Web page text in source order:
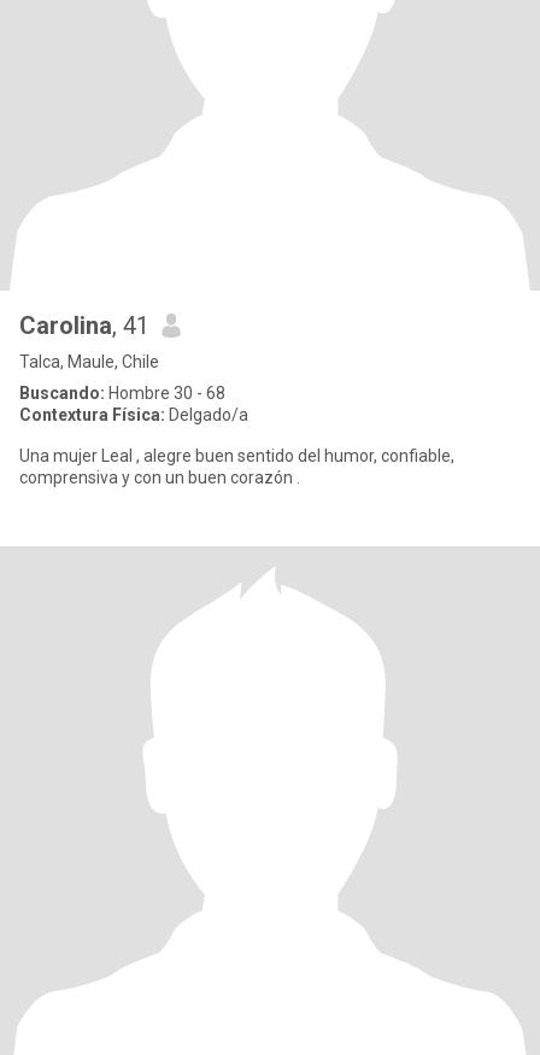
Carolina, 41
Talca, Maule, Chile
Buscando: Hombre 30 - 68
Contextura Física: Delgado/a
Una mujer Leal , alegre buen sentido del humor, confiable,
comprensiva y con un buen corazón .